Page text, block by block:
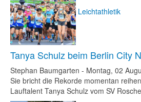
Leichtathletik
Tanya Schulz beim Berlin City
Stephan Baumgarten - Montag, 02
Sie bricht die Rekorde momentan
Lauftalent Tanya Schulz vom SV